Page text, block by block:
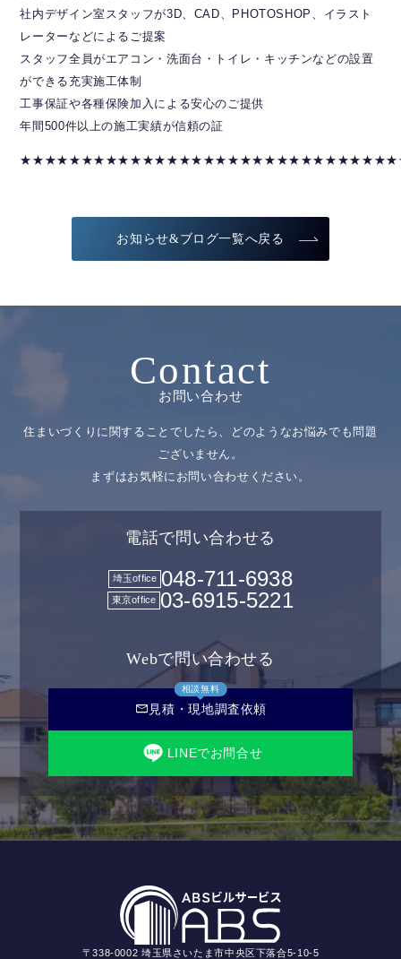
社内デザイン室スタッフが3D、CAD、PHOTOSHOP、イラスト
レーターなどによるご提案
スタッフ全員がエアコン・洗面台・トイレ・キッチンなどの設置
ができる充実施工体制
工事保証や各種保険加入による安心のご提供
年間500件以上の施工実績が信頼の証
お知らせ&ブログ一覧へ戻る
Contact
お問い合わせ
住まいづくりに関することでしたら、どのようなお悩みでも問題
ございません。
まずはお気軽にお問い合わせください。
電話で問い合わせる
埼玉office 048-711-6938
東京office 03-6915-5221
Webで問い合わせる
相談無料
mail見積・現地調査依頼
LINEでお問合せ
〒338-0002 埼玉県さいたま市中央区下落合5-10-5